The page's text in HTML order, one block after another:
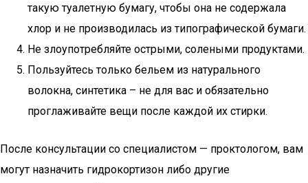
такую туалетную бумагу, чтобы она не содержала
хлор и не производилась из типографической бумаги.
Не злоупотребляйте острыми, солеными продуктами.
Пользуйтесь только бельем из натурального
волокна, синтетика – не для вас и обязательно
проглаживайте вещи после каждой их стирки.
После консультации со специалистом — проктологом, вам
могут назначить гидрокортизон либо другие